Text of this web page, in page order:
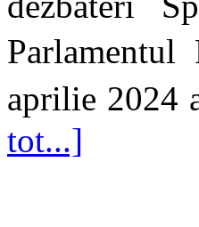
aprilie 2024
tot...]